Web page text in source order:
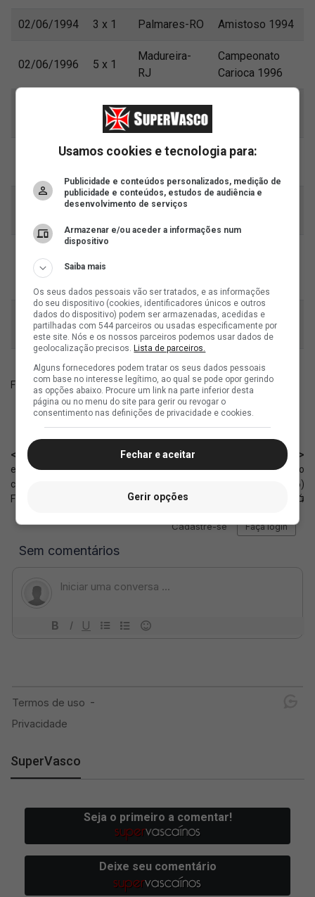
02/06/1994 3 x 1 Palmares-RO Amistoso 1994
02/06/1996 5 x 1
Madureira-
RJ
Campeonato
Carioca 1996
1 x 4 Bangu-RJ
Campeonato
02/06/2019 0 x 1 Botafogo-RJ
02/06/2022 0 x 0
02/06/2024 1 x 6 Flamengo-RJ
Campeonato
Brasileiro 2024
Fonte:NetVasco
< Anterior
eSports: Vasco anuncia a
contratação para a equipe de EA
FC Mobile
Próximo >
Agenda de transmissões do
Vasco nesta terça (02/06/2026)
📺
SuperVasco
Usamos cookies e tecnologia para:
Publicidade e conteúdos personalizados, medição de
publicidade e conteúdos, estudos de audiência e
desenvolvimento de serviços
Armazenar e/ou aceder a informações num
dispositivo
Saiba mais
Os seus dados pessoais vão ser tratados, e as informações
do seu dispositivo (cookies, identificadores únicos e outros
dados do dispositivo) podem ser armazenadas, acedidas e
partilhadas com 544 parceiros ou usadas especificamente por
este site. Nós e os nossos parceiros podemos usar dados de
geolocalização precisos.Lista de parceiros.
Alguns fornecedores podem tratar os seus dados pessoais
com base no interesse legítimo, ao qual se pode opor gerindo
as opções abaixo. Procure um link na parte inferior desta
página ou no menu do site para gerir ou revogar o
consentimento nas definições de privacidade e cookies.
Fechar e aceitar
Gerir opções